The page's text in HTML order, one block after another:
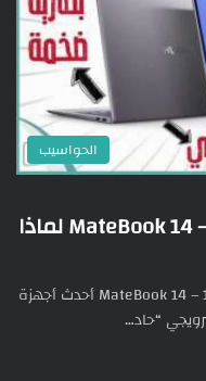
الحواسيب
مراجعة هواوي ميت بوك 14 – 14 MateBook لماذا
لابتوب هواوي الجديد هواوي ميت بوك 14 – 14 MateBook أحدث أجهزة